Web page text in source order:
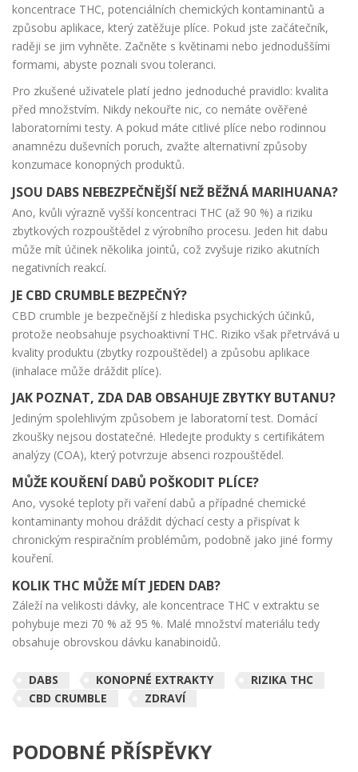
koncentrace THC, potenciálních chemických kontaminantů a
způsobu aplikace, který zatěžuje plíce. Pokud jste začátečník,
raději se jim vyhněte. Začněte s květinami nebo jednoduššími
formami, abyste poznali svou toleranci.
Pro zkušené uživatele platí jedno jednoduché pravidlo: kvalita
před množstvím. Nikdy nekouřte nic, co nemáte ověřené
laboratorními testy. A pokud máte citlivé plíce nebo rodinnou
anamnézu duševních poruch, zvažte alternativní způsoby
konzumace konopných produktů.
JSOU DABS NEBEZPEČNĚJŠÍ NEŽ BĚŽNÁ MARIHUANA?
Ano, kvůli výrazně vyšší koncentraci THC (až 90 %) a riziku
zbytkových rozpouštědel z výrobního procesu. Jeden hit dabu
může mít účinek několika jointů, což zvyšuje riziko akutních
negativních reakcí.
JE CBD CRUMBLE BEZPEČNÝ?
CBD crumble je bezpečnější z hlediska psychických účinků,
protože neobsahuje psychoaktivní THC. Riziko však přetrvává u
kvality produktu (zbytky rozpouštědel) a způsobu aplikace
(inhalace může dráždit plíce).
JAK POZNAT, ZDA DAB OBSAHUJE ZBYTKY BUTANU?
Jediným spolehlivým způsobem je laboratorní test. Domácí
zkoušky nejsou dostatečné. Hledejte produkty s certifikátem
analýzy (COA), který potvrzuje absenci rozpouštědel.
MŮŽE KOUŘENÍ DABŮ POŠKODIT PLÍCE?
Ano, vysoké teploty při vaření dabů a případné chemické
kontaminanty mohou dráždit dýchací cesty a přispívat k
chronickým respiračním problémům, podobně jako jiné formy
kouření.
KOLIK THC MŮŽE MÍT JEDEN DAB?
Záleží na velikosti dávky, ale koncentrace THC v extraktu se
pohybuje mezi 70 % až 95 %. Malé množství materiálu tedy
obsahuje obrovskou dávku kanabinoidů.
DABS KONOPNÉ EXTRAKTY
RIZIKA THC
CBD CRUMBLE
ZDRAVÍ
PODOBNÉ PŘÍSPĚVKY